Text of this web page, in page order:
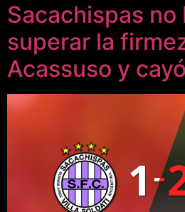
Sacachispas no
superar la
Acassuso y